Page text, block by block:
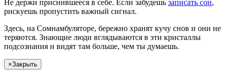
Не держи приснившееся в себе. Если забудешь записать сон,
рискуешь пропустить важный сигнал.
Здесь, на Сомнамбуляторе, бережно хранят кучу снов и они не
теряются. Знающие люди вглядываются в эти кристаллы
подсознания и видят там больше, чем ты думаешь.
×Закрыть